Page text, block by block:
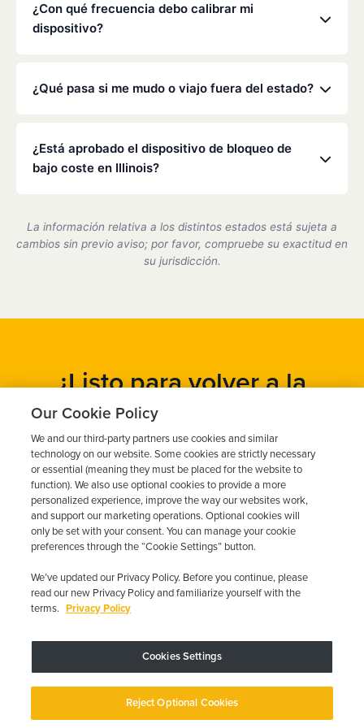
de bloqueo en cualquier vehículo que conduzca.
Consulte la orden específica del tribunal o de la
¿Con qué frecuencia debo calibrar mi
dispositivo?
cada 30 a 90 días. Nuestros técnicos se asegurarán
¿Qué pasa si me mudo o viajo fuera del estado?
te mudas o viajas, podemos ayudarte a coordinar el
servicio en uno de nuestros centros asociados.
¿Está aprobado el dispositivo de bloqueo de
bajo coste en Illinois?
de encendido certificado por el estado de Illinois y
cumplimos plenamente con todos los requisitos del
La información relativa a los distintos estados está sujeta a
cambios sin previo aviso; por favor, compruebe su exactitud en
su jurisdicción.
¿Listo para volver a la
carretera?
Obtén un presupuesto gratuito en cuestión de minutos y
programa tu instalación hoy mismo.
Solicita un presupuesto gratuito
El dispositivo puede variar según los requisitos estatales; se aplican
Política de privacidad Sus opciones de privacidad
accesibilidad Gestionar cookies
Our Cookie Policy
We and our third-party partners use cookies and similar
technology on our website. Some cookies are strictly necessary
or essential (meaning they must be placed for the website to
function). We also use optional cookies to provide a more
personalized experience, improve the way our websites work,
and support our marketing operations. Optional cookies will
only be set with your consent. You can manage your cookie
preferences through the “Cookie Settings” button.
We’ve updated our Privacy Policy. Before you continue, please
read our new Privacy Policy and familiarize yourself with the
terms. Privacy Policy
Cookies Settings
Reject Optional Cookies